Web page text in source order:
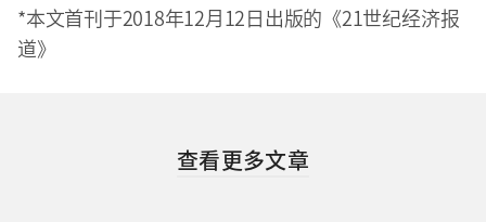
*本文首刊于2018年12月12日出版的《21世纪经济报
道》
查看更多文章